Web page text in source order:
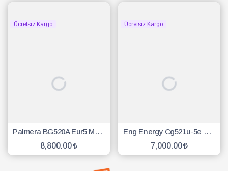
Ücretsiz Kargo
Palmera BG520A Eur5 Motorlu Sırt Tırpan
8,800.00
Ücretsiz Kargo
Eng Energy Cg521u-5e Benzinli Motorlu Yan Tırpan
7,000.00